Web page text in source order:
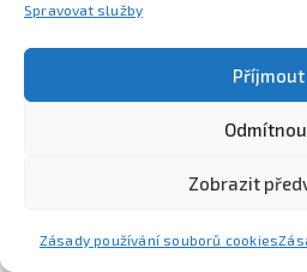
Spravovat služby
Příjmout
Zobrazit
Zásady používání souborů cookies